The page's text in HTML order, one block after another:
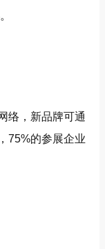
络，新品牌可通
75%的参展企业